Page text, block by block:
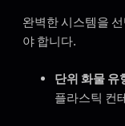
완벽한 시스템을
야 합니다.
단위 화물 유
플라스틱 컨